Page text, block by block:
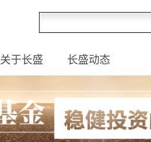
关于长盛 长盛动态